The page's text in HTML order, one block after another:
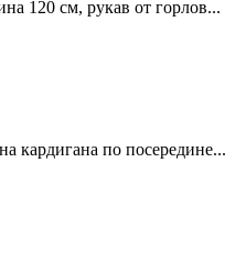
120 см, рукав от горлов...
кардигана по посередине...